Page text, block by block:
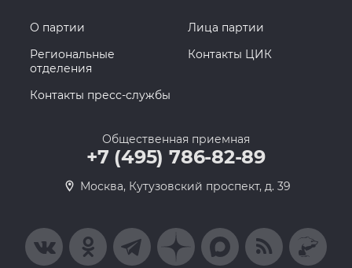
О партии
Лица партии
Региональные
отделения
Контакты ЦИК
Контакты пресс-службы
Общественная приемная
+7 (495) 786-82-89
Москва, Кутузовский проспект, д. 39